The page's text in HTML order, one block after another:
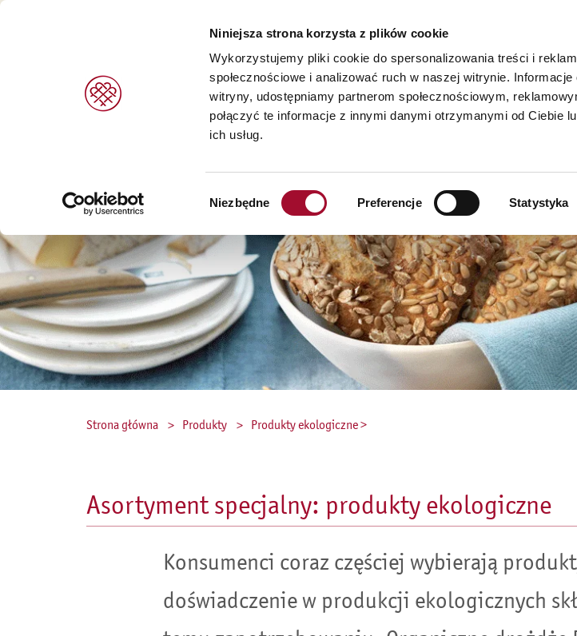
Niniejsza strona korzysta z plików cookie
Wykorzystujemy pliki cookie do spersonalizowania treści i
społecznościowe i analizować ruch w naszej witrynie.
witryny, udostępniamy partnerom społecznościowym,
połączyć te informacje z innymi danymi otrzymanymi od Ciebie
ich usług.
Niezbędne Preferencje Statystyka
PRODUKTY
Wypieków i deserów >
Chleb i bułki >
Viennoiserie/słodkie przekąski >
Przekąski spożywcze >
MARKI
Agrano >
Braun >
Cresco Italia >
Diversi Foods >
Wolf Butterback >
Dakri >
Grados >
USŁUGI
Strona główna Produkty Produkty ekologiczne >
Asortyment specjalny: produkty ekologiczne
Konsumenci coraz częściej wybierają
doświadczenie w produkcji ekologicznych